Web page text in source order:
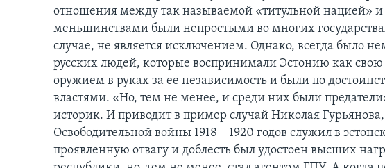
отношения между так называемой «титульной нацией»
меньшинствами были непростыми во многих
случае, не является исключением. Однако, всегда было
русских людей, которые воспринимали Эстонию как свою
оружием в руках за ее независимость и были по
властями. «Но, тем не менее, и среди них были
историк. И приводит в пример случай Николая
Освободительной войны 1918 – 1920 годов служил в
проявленную отвагу и доблесть был удостоен высших